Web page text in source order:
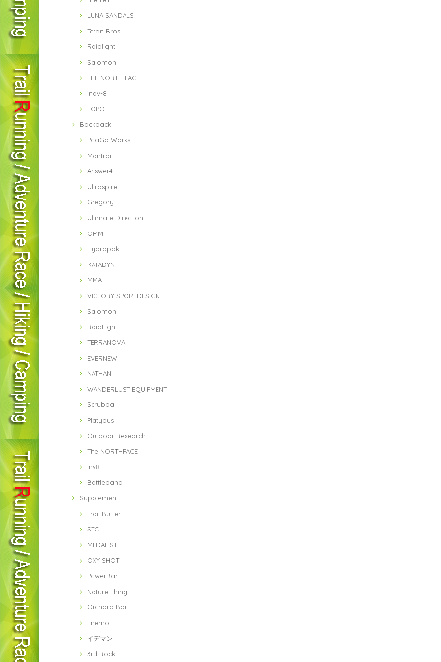
LUNA SANDALS
Teton Bros.
Raidlight
Salomon
THE NORTH FACE
inov-8
TOPO
Backpack
PaaGo Works
Montrail
Answer4
Ultraspire
Gregory
Ultimate Direction
OMM
Hydrapak
KATADYN
MMA
VICTORY SPORTDESIGN
Salomon
RaidLight
TERRANOVA
EVERNEW
NATHAN
WANDERLUST EQUIPMENT
Scrubba
Platypus
Outdoor Research
The NORTHFACE
inv8
Bottleband
Supplement
Trail Butter
STC
MEDALIST
OXY SHOT
PowerBar
Nature Thing
Orchard Bar
Enemoti
イデマン
3rd Rock